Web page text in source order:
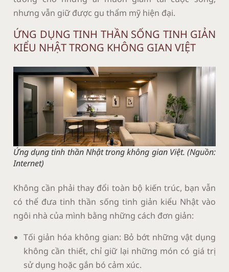
nhưng vẫn giữ được gu thẩm mỹ hiện đại.
ỨNG DỤNG TINH THẦN SỐNG TINH GIẢN
KIỂU NHẬT TRONG KHÔNG GIAN VIỆT
Ứng dụng tinh thần Nhật trong không gian Việt. (Nguồn:
Internet)
Không cần phải thay đổi toàn bộ kiến trúc, bạn vẫn
có thể đưa tinh thần sống tinh giản kiểu Nhật vào
ngôi nhà của mình bằng những cách đơn giản:
Tối giản hóa không gian: Bỏ bớt những vật dụng
không cần thiết, chỉ giữ lại những món có giá trị
sử dụng hoặc gắn bó cảm xúc.